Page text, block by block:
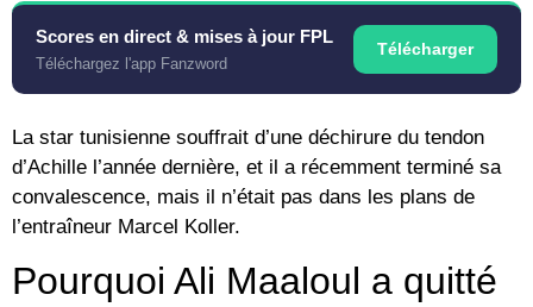
Scores en direct & mises à jour FPL
Téléchargez l'app Fanzword
Télécharger
La star tunisienne souffrait d’une déchirure du tendon
d’Achille l’année dernière, et il a récemment terminé sa
convalescence, mais il n’était pas dans les plans de
l’entraîneur Marcel Koller.
Pourquoi Ali Maaloul a quitté